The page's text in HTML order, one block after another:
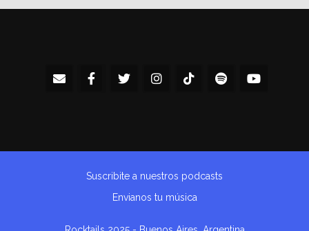
Suscribite a nuestros podcasts
Envianos tu música